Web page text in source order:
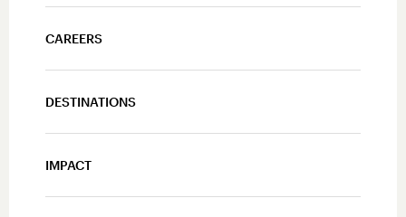
CAREERS
DESTINATIONS
IMPACT